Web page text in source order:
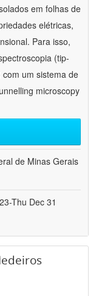
em folhas de
elétricas,
Para isso,
(tip-
um sistema de
microscopy
de Minas Gerais
Thu Dec 31